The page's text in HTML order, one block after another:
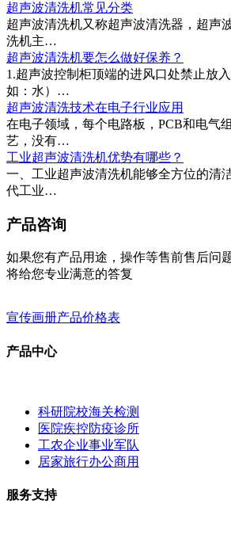
超声波清洗机常见分类
超声波清洗机又称超声波清洗器，超声
洗机主…
超声波清洗机要怎么做好保养？
1.超声波控制柜顶端的进风口处禁止放
如：水）…
超声波清洗技术在电子行业应用
在电子领域，每个电路板，PCB和电气
艺，没有…
工业超声波清洗机优势有哪些？
一、工业超声波清洗机能够全方位的清
代工业…
产品咨询
如果您有产品用途，操作等售前售后问
将给您专业满意的答复
宣传画册产品价格表
产品中心
科研院校海关检测
医院疾控防疫诊所
工农企业事业军队
居家旅行办公商用
服务支持